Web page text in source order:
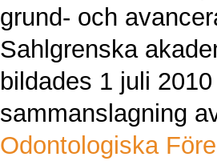
grund- och
Sahlgrenska
bildades 1 juli
sammanslagning
Odontologiska